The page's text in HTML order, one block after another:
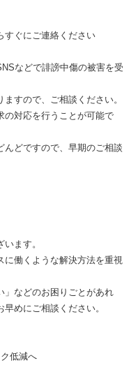
ぐにご連絡ください
などで誹謗中傷の被害を受
すので、ご相談ください。
の対応を行うことが可能で
どですので、早期のご相談
ます。
働くような解決方法を重視
」などのお困りごとがあれ
めにご相談ください。
低減へ